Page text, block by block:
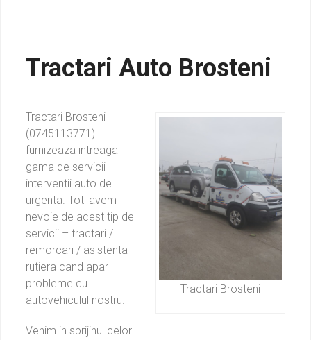
Tractari Auto Brosteni
Tractari Brosteni
Tractari Brosteni
(0745113771)
furnizeaza intreaga
gama de servicii
interventii auto de
urgenta. Toti avem
nevoie de acest tip de
servicii – tractari /
remorcari / asistenta
rutiera cand apar
probleme cu
autovehiculul nostru.
Venim in sprijinul celor